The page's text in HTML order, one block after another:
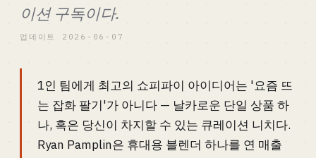
이션 구독이다.
업데이트 2026-06-07
1인 팀에게 최고의 쇼피파이 아이디어는 '요즘 뜨
는 잡화 팔기'가 아니다 — 날카로운 단일 상품 하
나, 혹은 당신이 차지할 수 있는 큐레이션 니치다.
Ryan Pamplin은 휴대용 블렌더 하나를 연 매출